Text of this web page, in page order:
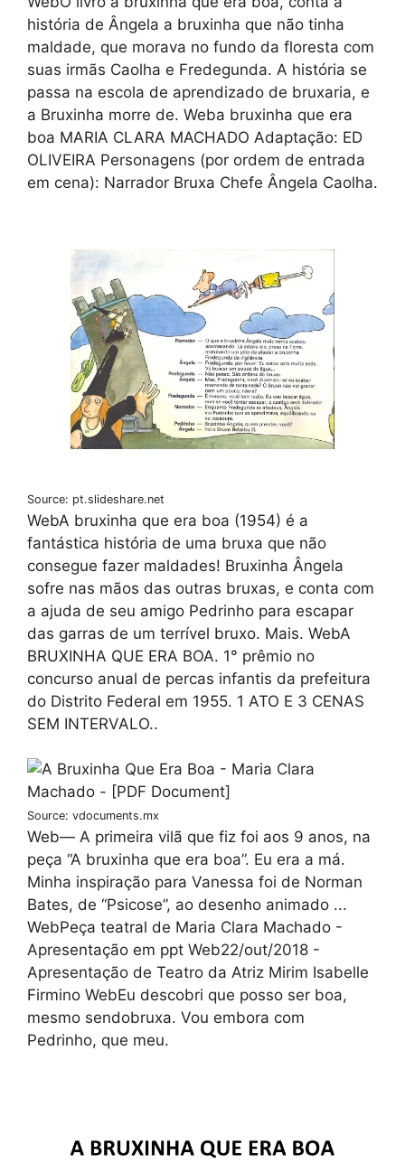
história de Ângela a bruxinha que não tinha
maldade, que morava no fundo da floresta com
suas irmãs Caolha e Fredegunda. A história se
passa na escola de aprendizado de bruxaria, e
a Bruxinha morre de. Weba bruxinha que era
boa MARIA CLARA MACHADO Adaptação: ED
OLIVEIRA Personagens (por ordem de entrada
em cena): Narrador Bruxa Chefe Ângela Caolha.
Source: pt.slideshare.net
WebA bruxinha que era boa (1954) é a
fantástica história de uma bruxa que não
consegue fazer maldades! Bruxinha Ângela
sofre nas mãos das outras bruxas, e conta com
a ajuda de seu amigo Pedrinho para escapar
das garras de um terrível bruxo. Mais. WebA
BRUXINHA QUE ERA BOA. 1° prêmio no
concurso anual de percas infantis da prefeitura
do Distrito Federal em 1955. 1 ATO E 3 CENAS
SEM INTERVALO..
Source: vdocuments.mx
Web— A primeira vilã que fiz foi aos 9 anos, na
peça “A bruxinha que era boa”. Eu era a má.
Minha inspiração para Vanessa foi de Norman
Bates, de “Psicose”, ao desenho animado ...
WebPeça teatral de Maria Clara Machado -
Apresentação em ppt Web22/out/2018 -
Apresentação de Teatro da Atriz Mirim Isabelle
Firmino WebEu descobri que posso ser boa,
mesmo sendobruxa. Vou embora com
Pedrinho, que meu.